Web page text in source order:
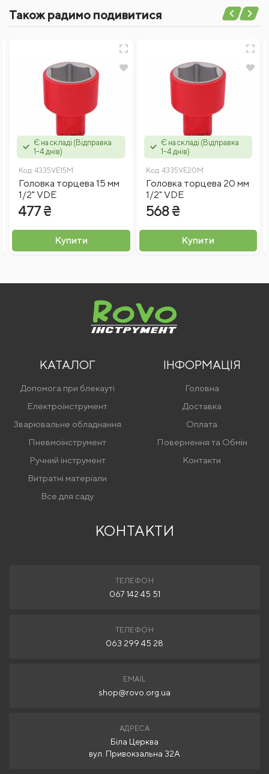
МАРКА СТАЛИ+
КАТЕГОРІЯ ТОВАРІВ 1
Ручной инструмент Торцевые головки
ДІЕЛЕКТРИЧНЕ ПОКРИТТЯ
_АРТИКУЛ
4035VE08
ТИП КРІПЛЕННЯ
1/2"
KING TONY
Написати відгук
Введіть капчу
Відправити відгук
Також радимо подивитися
Є на складі (Відправка
1-4 днів)
Код: 4335VE15M
Головка торцева 15 мм
1/2" VDE
477 ₴
Купити
Є на складі (Відправка
1-4 днів)
Код: 4335VE20M
Головка торцева 20 мм
1/2" VDE
568 ₴
Купити
КАТАЛОГ
Допомога при блекауті
Електроінструмент
Зварювальне обладнання
Пневмоінструмент
Ручний інструмент
Витратні матеріали
Все для саду
ІНФОРМАЦІЯ
Головна
Доставка
Оплата
Повернення та Обмін
Контакти
КОНТАКТИ
ТЕЛЕФОН
067 142 45 51
ТЕЛЕФОН
063 299 45 28
EMAIL
shop@rovo.org.ua
АДРЕСА
Біла Церква
вул. Привокзальна 32А